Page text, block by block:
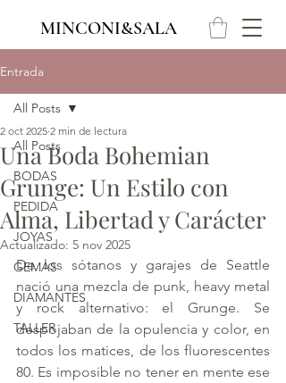
MINCONI&SALA
Entrada
All Posts
BODAS
PEDIDA
JOYAS
GEMAS
DIAMANTES
TALLER
All Posts
Una Boda Bohemian
Grunge: Un Estilo con
Alma, Libertad y Carácter
2 oct 2025 2 min de lectura
Actualizado: 5 nov 2025
De los sótanos y garajes de Seattle
nació una mezcla de punk, heavy metal
y rock alternativo: el Grunge. Se
despojaban de la opulencia y color, en
todos los matices, de los fluorescentes
80. Es imposible no tener en mente ese